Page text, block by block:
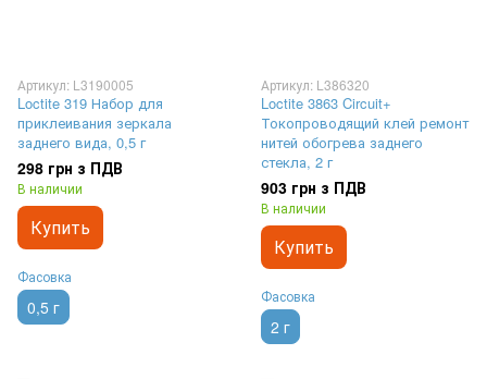
Артикул: L3190005
Loctite 319 Набор для
приклеивания зеркала
заднего вида, 0,5 г
298 грн з ПДВ
В наличии
Купить
Фасовка
0,5 г
Артикул: L386320
Loctite 3863 Circuit+
Токопроводящий клей ремонт
нитей обогрева заднего
стекла, 2 г
903 грн з ПДВ
В наличии
Купить
Фасовка
2 г